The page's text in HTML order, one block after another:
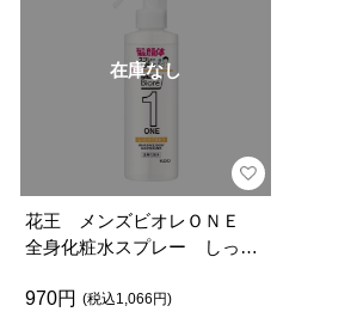
在庫なし
花王 メンズビオレＯＮＥ
全身化粧水スプレー しっと
970円 (税込1,066円)